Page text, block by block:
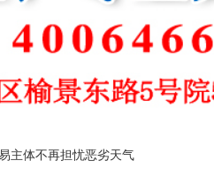
主体不再担忧恶劣天气